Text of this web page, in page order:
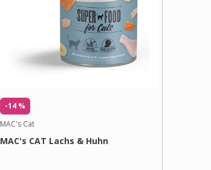
-14 %
MAC's Cat
MAC's CAT Lachs & Huhn